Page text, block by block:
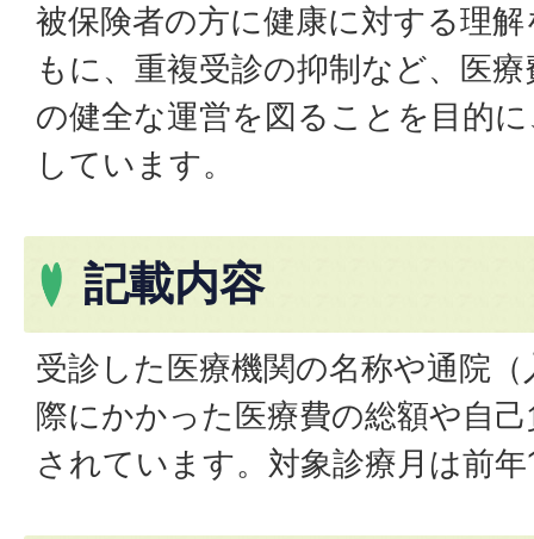
被保険者の方に健康に対する理
もに、重複受診の抑制など、医
の健全な運営を図ることを目的
しています。
記載内容
受診した医療機関の名称や通院
際にかかった医療費の総額や自
されています。対象診療月は前